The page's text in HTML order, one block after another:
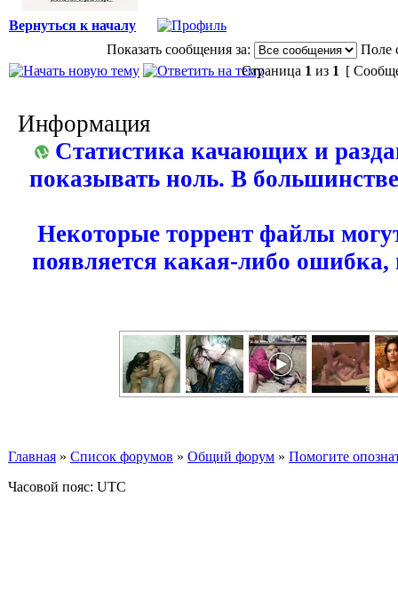
Вернуться к началу
Показать сообщения за:
Поле
Страница 1 из 1 [
Информация
Статистика качающих и
показывать ноль. В
Некоторые торрент файлы
появляется какая-либо
Главная » Список форумов » Общий форум » Помогите
Часовой пояс: UTC